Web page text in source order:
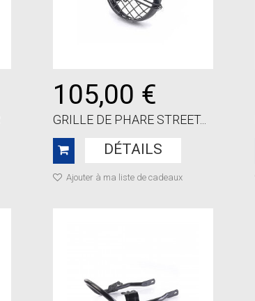
105,00 €
GRILLE DE PHARE STREET...
DÉTAILS
Ajouter à ma liste de cadeaux